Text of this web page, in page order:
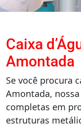
Caixa
Amontada
Se você procura
Amontada,
completas em
estruturas